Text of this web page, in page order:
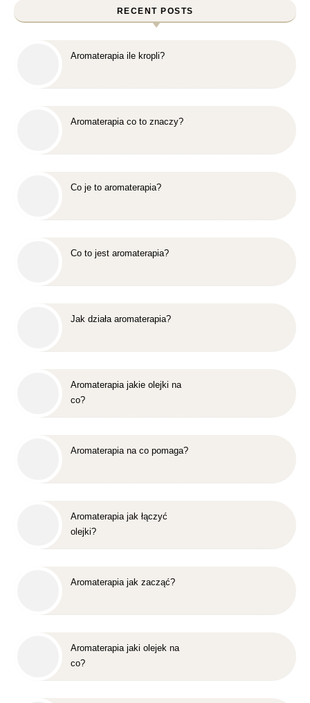
RECENT POSTS
Aromaterapia ile kropli?
Aromaterapia co to znaczy?
Co je to aromaterapia?
Co to jest aromaterapia?
Jak działa aromaterapia?
Aromaterapia jakie olejki na
co?
Aromaterapia na co pomaga?
Aromaterapia jak łączyć
olejki?
Aromaterapia jak zacząć?
Aromaterapia jaki olejek na
co?